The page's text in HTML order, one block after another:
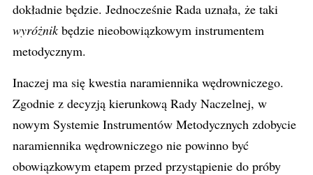
dokładnie będzie. Jednocześnie Rada uznała, że taki
wyróżnikbędzie nieobowiązkowym instrumentem
metodycznym.
Inaczej ma się kwestia naramiennika wędrowniczego.
Zgodnie z decyzją kierunkową Rady Naczelnej, w
nowym Systemie Instrumentów Metodycznych zdobycie
naramiennika wędrowniczego nie powinno być
obowiązkowym etapem przed przystąpienie do próby